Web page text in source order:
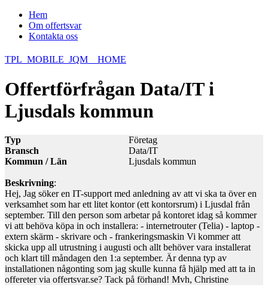
Hem
Om offertsvar
Kontakta oss
TPL_MOBILE_JQM__HOME
Offertförfrågan Data/IT i
Ljusdals kommun
Typ
Företag
Bransch
Data/IT
Kommun / Län
Ljusdals kommun
Beskrivning:
Hej, Jag söker en IT-support med anledning av att vi ska ta över en
verksamhet som har ett litet kontor (ett kontorsrum) i Ljusdal från
september. Till den person som arbetar på kontoret idag så kommer
vi att behöva köpa in och installera: - internetrouter (Telia) - laptop -
extern skärm - skrivare och - frankeringsmaskin Vi kommer att
skicka upp all utrustning i augusti och allt behöver vara installerat
och klart till måndagen den 1:a september. Är denna typ av
installationen någonting som jag skulle kunna få hjälp med att ta in
offereter via offertsvar.se? Tack på förhand! Mvh, Christine